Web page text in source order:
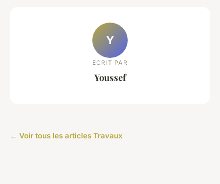
Y
ECRIT PAR
Youssef
← Voir tous les articles Travaux